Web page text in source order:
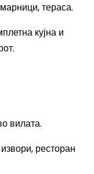
тераса.
кујна и
вилата.
ресторан